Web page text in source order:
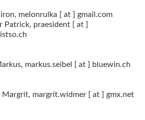
melonrulka [ at ] gmail.com
Patrick, praesident [ at ]
markus.seibel [ at ] bluewin.ch
Margrit, margrit.widmer [ at ] gmx.net